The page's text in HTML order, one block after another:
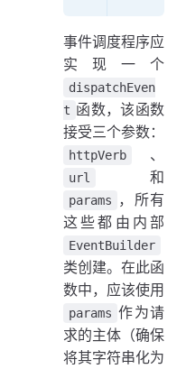
事件调度程序应
实现一个
dispatchEven
t 函数，该函数
接受三个参数：
httpVerb 、
url 和
params
，所有
这些都由内部
EventBuilder
类创建。在此函
数中，应该使用
params 作为请
求的主体（确保
将其字符串化为